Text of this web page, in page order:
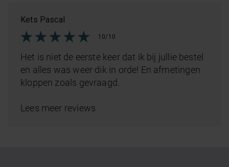
Kets Pascal
10/10
Het is niet de eerste keer dat ik bij jullie bestel
en alles was weer dik in orde! En afmetingen
kloppen zoals gevraagd.
Lees meer reviews